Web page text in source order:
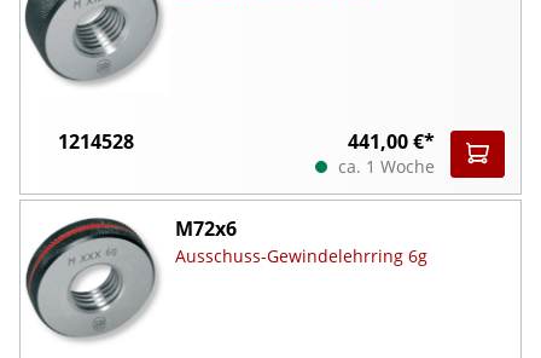
1214528 441,00 €*
ca. 1 Woche
M72x6
Ausschuss-Gewindelehrring 6g